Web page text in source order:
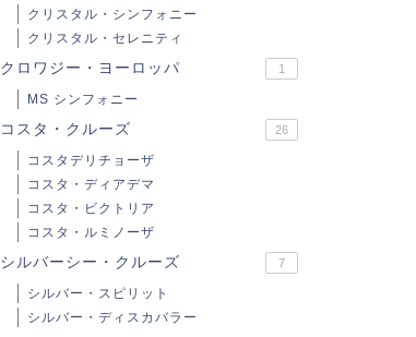
クリスタル・シンフォニー
クリスタル・セレニティ
クロワジー・ヨーロッパ 1
MS シンフォニー
コスタ・クルーズ 26
コスタデリチョーザ
コスタ・ディアデマ
コスタ・ビクトリア
コスタ・ルミノーザ
シルバーシー・クルーズ 7
シルバー・スピリット
シルバー・ディスカバラー